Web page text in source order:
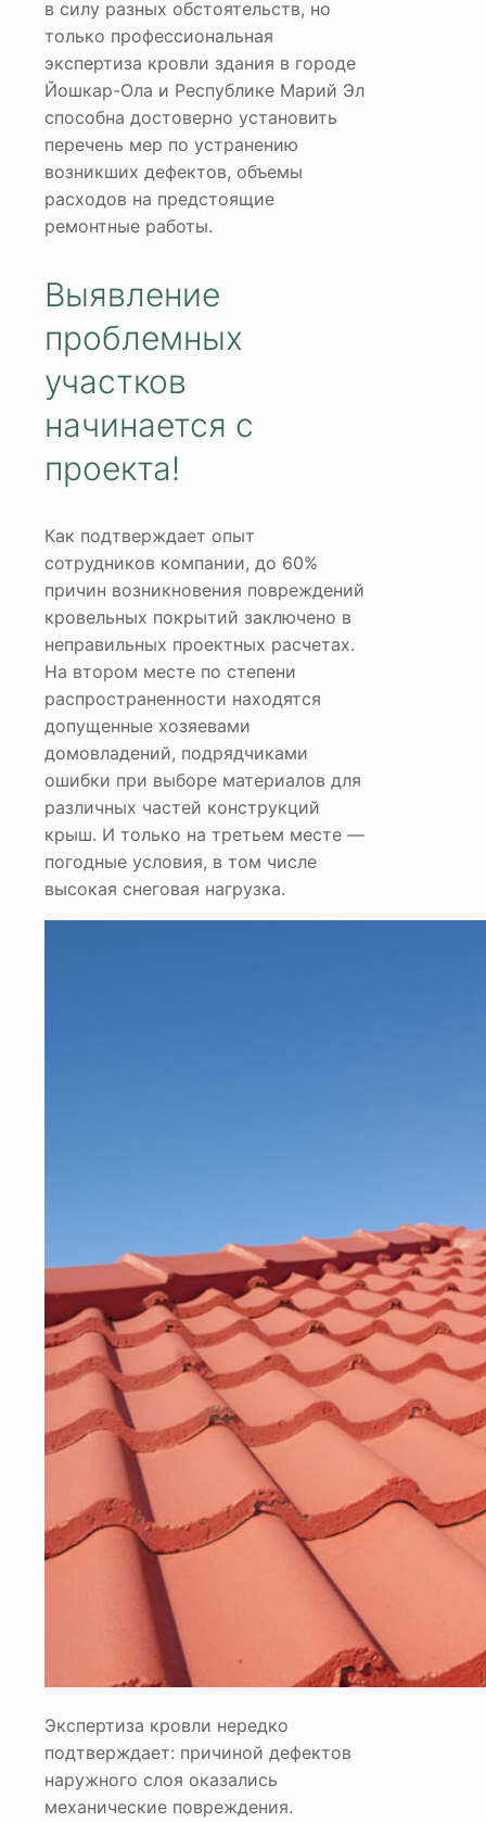
в силу разных обстоятельств, но
только профессиональная
экспертиза кровли здания в городе
Йошкар-Ола и Республике Марий Эл
способна достоверно установить
перечень мер по устранению
возникших дефектов, объемы
расходов на предстоящие
ремонтные работы.
Выявление
проблемных
участков
начинается с
проекта!
Как подтверждает опыт
сотрудников компании, до 60%
причин возникновения повреждений
кровельных покрытий заключено в
неправильных проектных расчетах.
На втором месте по степени
распространенности находятся
допущенные хозяевами
домовладений, подрядчиками
ошибки при выборе материалов для
различных частей конструкций
крыш. И только на третьем месте —
погодные условия, в том числе
высокая снеговая нагрузка.
Экспертиза кровли нередко
подтверждает: причиной дефектов
наружного слоя оказались
механические повреждения.